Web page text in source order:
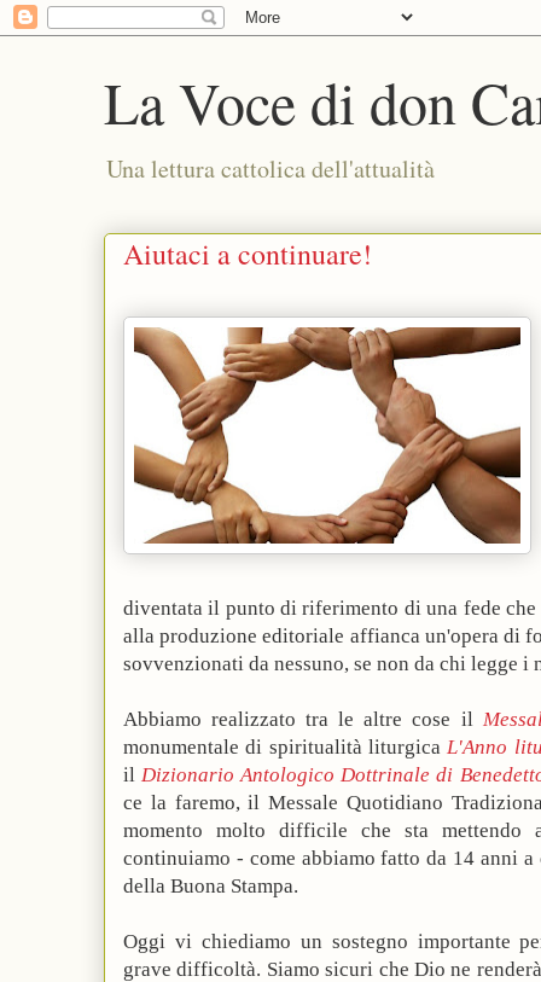
La Voce di don
Una lettura cattolica dell'attualità
Aiutaci a continuare!
diventata il punto di riferimento di una fede che
alla produzione editoriale affianca un'opera di
sovvenzionati da nessuno, se non da chi legge
Abbiamo realizzato tra le altre cose il
monumentale di spiritualità liturgicaL'Anno
ilDizionario Antologico Dottrinale di
ce la faremo, il Messale Quotidiano
momento molto difficile che sta mettendo
continuiamo - come abbiamo fatto da 14 anni
della Buona Stampa.
Oggi vi chiediamo un sostegno importante
grave difficoltà. Siamo sicuri che Dio ne